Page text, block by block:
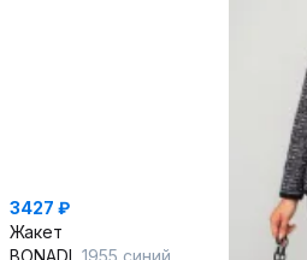
3427 ₽
Жакет